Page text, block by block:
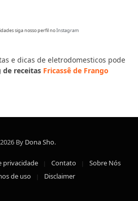
siga nosso perfil noInstagram
e dicas de eletrodomesticos pode
de receitas Fricassê de Frango
By Dona Sho.
privacidade Contato
Sobre Nós
de uso
Disclaimer